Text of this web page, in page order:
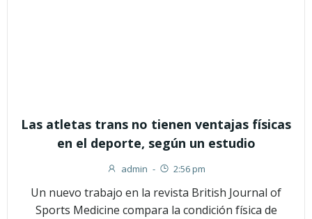
Las atletas trans no tienen ventajas físicas
en el deporte, según un estudio
admin - 2:56 pm
Un nuevo trabajo en la revista British Journal of
Sports Medicine compara la condición física de